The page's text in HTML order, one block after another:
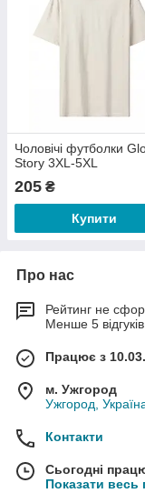
Чоловічі футболки
Story 3XL-5XL
205 ₴
Купити
Про нас
Рейтинг не
Менше 5
Працює з
м. Ужгород
Ужгород,
Контакти
Сьогодні
Показати весь